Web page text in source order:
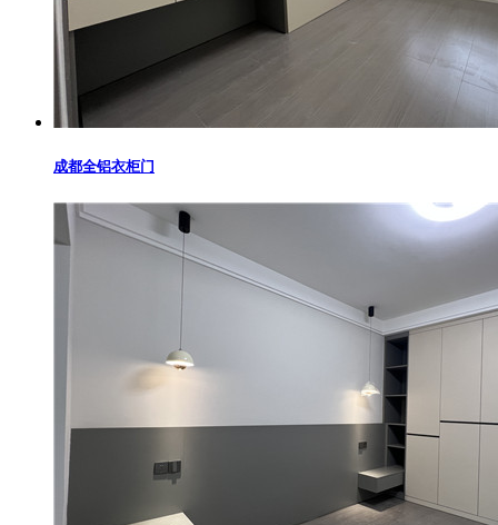
成都全铝衣柜门